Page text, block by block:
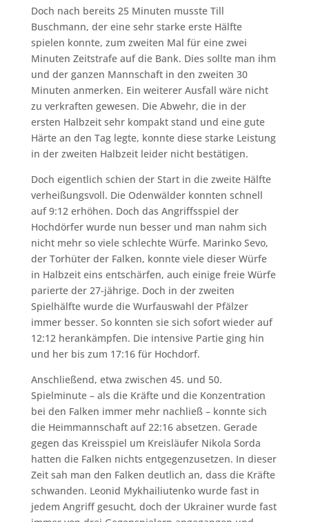
Doch nach bereits 25 Minuten musste Till
Buschmann, der eine sehr starke erste Hälfte
spielen konnte, zum zweiten Mal für eine zwei
Minuten Zeitstrafe auf die Bank. Dies sollte man ihm
und der ganzen Mannschaft in den zweiten 30
Minuten anmerken. Ein weiterer Ausfall wäre nicht
zu verkraften gewesen. Die Abwehr, die in der
ersten Halbzeit sehr kompakt stand und eine gute
Härte an den Tag legte, konnte diese starke Leistung
in der zweiten Halbzeit leider nicht bestätigen.
Doch eigentlich schien der Start in die zweite Hälfte
verheißungsvoll. Die Odenwälder konnten schnell
auf 9:12 erhöhen. Doch das Angriffsspiel der
Hochdörfer wurde nun besser und man nahm sich
nicht mehr so viele schlechte Würfe. Marinko Sevo,
der Torhüter der Falken, konnte viele dieser Würfe
in Halbzeit eins entschärfen, auch einige freie Würfe
parierte der 27-jährige. Doch in der zweiten
Spielhälfte wurde die Wurfauswahl der Pfälzer
immer besser. So konnten sie sich sofort wieder auf
12:12 herankämpfen. Die intensive Partie ging hin
und her bis zum 17:16 für Hochdorf.
Anschließend, etwa zwischen 45. und 50.
Spielminute – als die Kräfte und die Konzentration
bei den Falken immer mehr nachließ – konnte sich
die Heimmannschaft auf 22:16 absetzen. Gerade
gegen das Kreisspiel um Kreisläufer Nikola Sorda
hatten die Falken nichts entgegenzusetzen. In dieser
Zeit sah man den Falken deutlich an, dass die Kräfte
schwanden. Leonid Mykhailiutenko wurde fast in
jedem Angriff gesucht, doch der Ukrainer wurde fast